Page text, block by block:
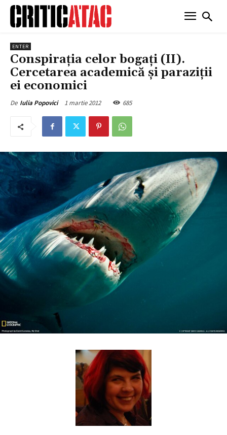
ENTER
Conspirația celor bogați (II).
Cercetarea academică și paraziții
ei economici
De Iulia Popovici 1 martie 2012 685